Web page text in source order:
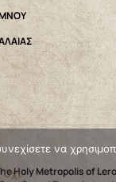
Holy Metropolis of
να
Όχι